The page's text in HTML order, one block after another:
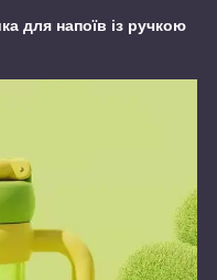
для напоїв із ручкою